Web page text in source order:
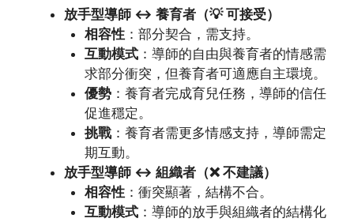
放手型導師 ↔ 養育者（💡 可接受）
相容性：部分契合，需支持。
互動模式：導師的自由與養育者的情感需
求部分衝突，但養育者可適應自主環境。
優勢：養育者完成育兒任務，導師的信任
促進穩定。
挑戰：養育者需更多情感支持，導師需定
期互動。
放手型導師 ↔ 組織者（❌ 不建議）
相容性：衝突顯著，結構不合。
互動模式：導師的放手與組織者的結構化